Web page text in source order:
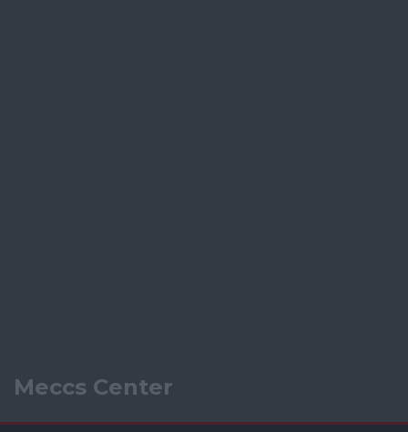
Meccs Center